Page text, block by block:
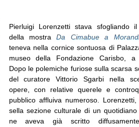
Pierluigi Lorenzetti stava sfogliando
della mostraDa Cimabue a
teneva nella cornice sontuosa di
museo della Fondazione Carisbo, a
Dopo le polemiche furiose sulla scarsa
del curatore Vittorio Sgarbi nella
opere, con relative querele e
pubblico affluiva numeroso. Lorenzetti,
sella sezione culturale di un quotidiano
ne aveva già scritto